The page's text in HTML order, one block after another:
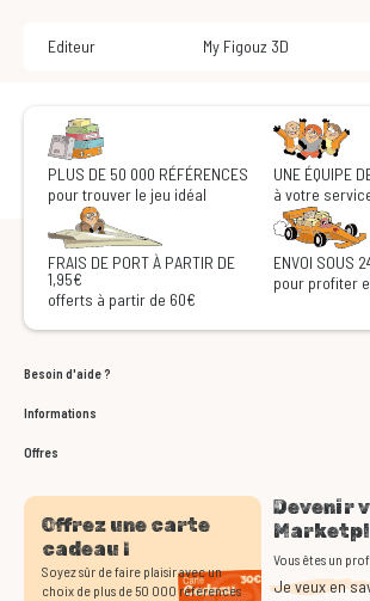
Editeur My Figouz 3D
PLUS DE 50 000 RÉFÉRENCES
pour trouver le jeu idéal
UNE ÉQUIPE
à votre
FRAIS DE PORT À PARTIR DE
1,95€
offerts à partir de 60€
ENVOI SOUS
pour profiter
Besoin d'aide ?
Informations
Offres
Offrez une carte
cadeau !
Soyez sûr de faire plaisir avec un
choix de plus de 50 000 références
Devenir
Vous êtes un
Je veux en